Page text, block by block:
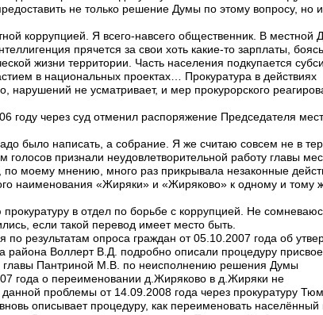
не только решение Думы по этому вопросу, но и
коррупцией. Я всего-навсего общественник. В местной
прячется за свои хоть какие-то зарплаты,
жизни территории. Часть населения подкупается
в национальных проектах… Прокуратура в действиях
нарушений не усматривает, и мер прокурорского
году через суд отменил распоряжение Председателя
было написать, а собрание. Я же считаю совсем не в
голосов признали неудовлетворительной работу главы
моему мнению, много раз прикрывала незаконные
наименования «Жиряки» и «Жиряково» к одному и тому
в отдел по борьбе с коррупцией. Не
если такой перевод имеет место быть.
результатам опроса граждан от 05.10.2007 года об
Воллерт В.Д. подробно описали процедуру
главы Пантриной М.В. по неисполнению решения Думы
года о переименовании д.Жиряково в д.Жиряки не
проблемы от 14.09.2008 года через прокуратуру
описывает процедуру, как переименовать населённый